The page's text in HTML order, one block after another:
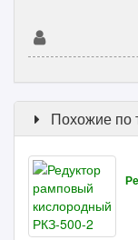
Похожие по